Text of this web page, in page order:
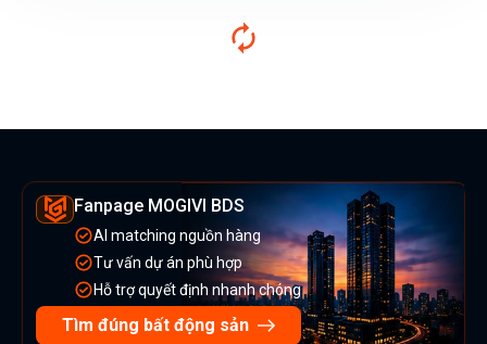
Fanpage MOGIVI BDS
AI matching nguồn hàng
Tư vấn dự án phù hợp
Hỗ trợ quyết định nhanh chóng
Tìm đúng bất động sản